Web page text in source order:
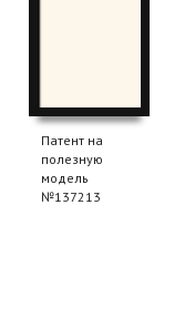
Патент на
полезную
модель
№137213